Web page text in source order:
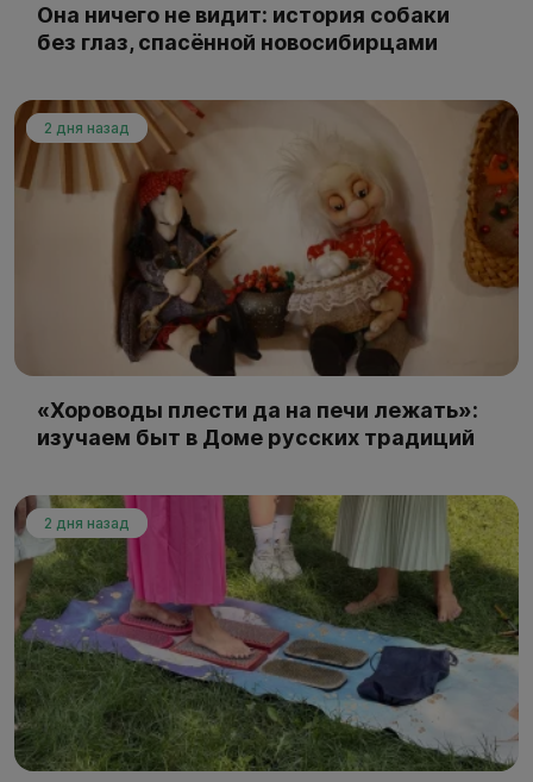
Она ничего не видит: история собаки
без глаз, спасённой новосибирцами
2 дня назад
«Хороводы плести да на печи лежать»:
изучаем быт в Доме русских традиций
2 дня назад